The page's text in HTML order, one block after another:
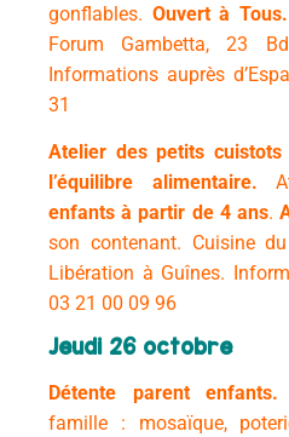
gonflables. Ouvert à
Forum Gambetta, 23
Informations auprès
31
Atelier des petits
l’équilibre alimentaire.
enfants à partir de 4 ans.
son contenant. Cuisine
Libération à Guînes.
03 21 00 09 96
Jeudi 26 octobre
Détente parent enfants.
famille : mosaïque,